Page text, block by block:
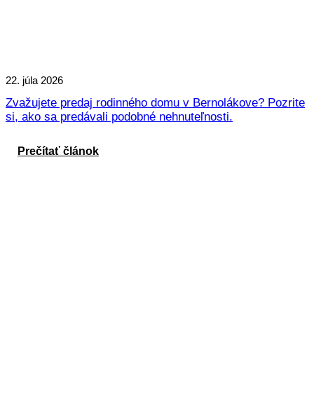
22. júla 2026
Zvažujete predaj rodinného domu v Bernolákove? Pozrite
si, ako sa predávali podobné nehnuteľnosti.
Prečítať článok